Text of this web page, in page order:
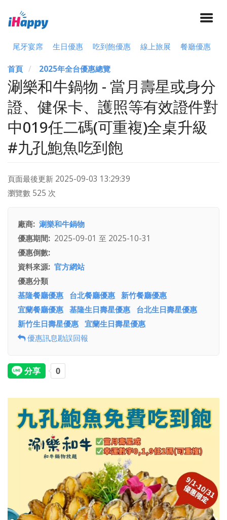
尾牙宴席 生日優惠 吃到飽優惠 線上旅展 餐廳優惠
首頁 2025年全台優惠總覽
涮樂和牛鍋物 - 當月壽星或身分
證、健保卡、護照等有效證件對
中019任二碼(可重複)全桌升級
#九孔鮑魚吃到飽
頁面最後更新 2025-09-03 13:29:39
瀏覽數 525 次
廠商 涮樂和牛鍋物
優惠期間
2025-09-01 至 2025-10-31
優惠倒數
資料來源 官方網站
優惠分類
基隆餐廳優惠
台北餐廳優惠 新竹餐廳優惠
宜蘭餐廳優惠 基隆生日壽星優惠
台北生日壽星優惠
新竹生日壽星優惠 宜蘭生日壽星優惠
優惠訊息勘誤回報